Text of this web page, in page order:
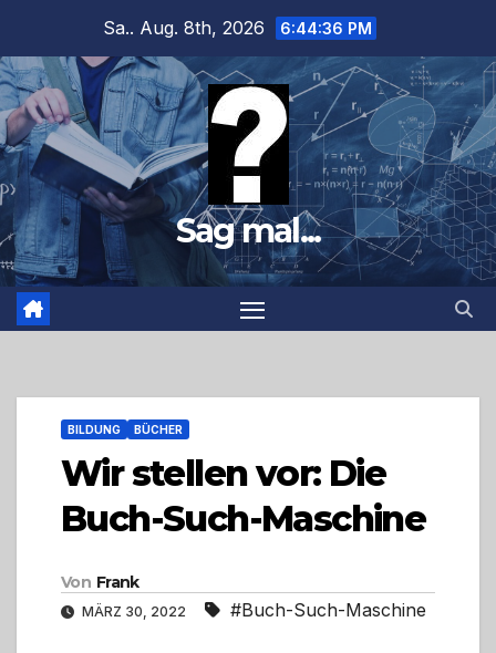
springen
Sa.. Aug. 8th, 2026 6:44:37 PM
Sag mal...
BILDUNG BÜCHER
Wir stellen vor: Die
Buch-Such-Maschine
Von Frank
MÄRZ 30, 2022 #Buch-Such-Maschine